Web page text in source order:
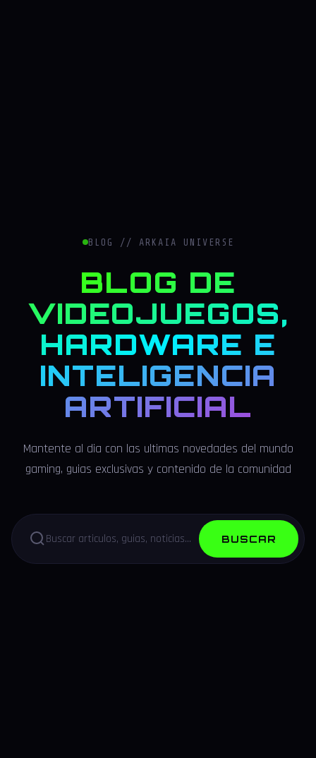
BLOG // ARKAIA UNIVERSE
BLOG DE
VIDEOJUEGOS,
HARDWARE E
INTELIGENCIA
ARTIFICIAL
Mantente al dia con las ultimas novedades del mundo
gaming, guias exclusivas y contenido de la comunidad
BUSCAR